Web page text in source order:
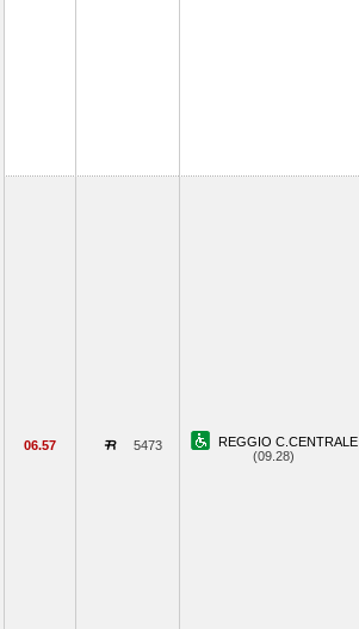
06.57 5473
REGGIO C.CENTRALE
(09.28)